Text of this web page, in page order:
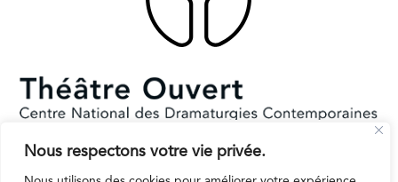
Nous respectons votre vie privée.
Subventionné par le Ministère de la Culture et la Ville de Paris.